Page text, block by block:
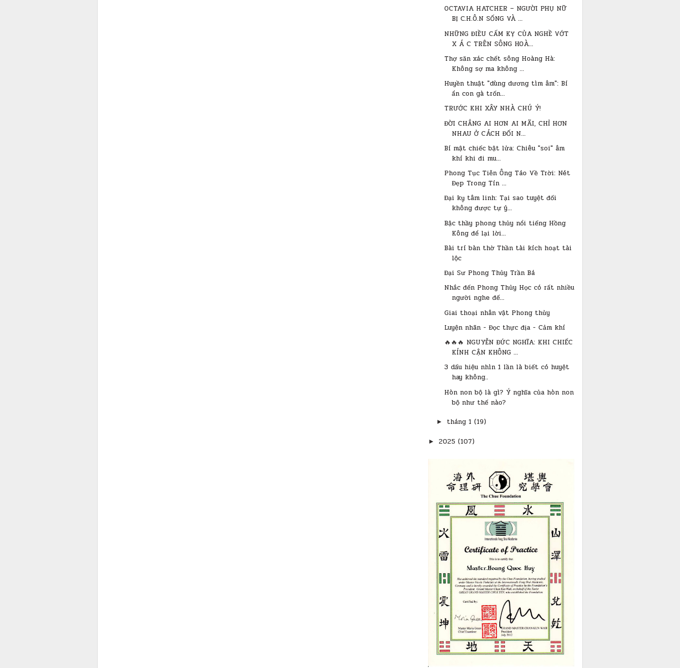
OCTAVIA HATCHER – NGƯỜI PHỤ NỮ
BỊ C.H.Ô.N SỐNG VÀ ...
NHỮNG ĐIỀU CẤM KỴ CỦA NGHỀ VỚT
X Á C TRÊN SÔNG HOÀ...
Thợ săn xác chết sông Hoàng Hà:
Không sợ ma không ...
Huyền thuật "dùng dương tìm âm": Bí
ẩn con gà trốn...
TRƯỚC KHI XÂY NHÀ CHÚ Ý!
ĐỜI CHẲNG AI HƠN AI MÃI, CHỈ HƠN
NHAU Ở CÁCH ĐỐI N...
Bí mật chiếc bật lửa: Chiêu "soi" âm
khí khi đi mu...
Phong Tục Tiễn Ông Táo Về Trời: Nét
Đẹp Trong Tín ...
Đại kỵ tâm linh: Tại sao tuyệt đối
không được tự ý...
Bậc thầy phong thủy nổi tiếng Hồng
Kông để lại lời...
Bài trí bàn thờ Thần tài kích hoạt tài
lộc
Đại Sư Phong Thủy Trần Bá
Nhắc đến Phong Thủy Học có rất nhiều
người nghe đế...
Giai thoại nhân vật Phong thủy
Luyện nhãn - Đọc thực địa - Cảm khí
🔥🔥🔥 NGUYỄN ĐỨC NGHĨA: KHI CHIẾC
KÍNH CẬN KHÔNG ...
3 dấu hiệu nhìn 1 lần là biết có huyệt
hay không..
Hòn non bộ là gì? Ý nghĩa của hòn non
bộ như thế nào?
► tháng 1 (19)
► 2025 (107)